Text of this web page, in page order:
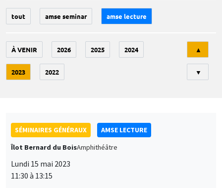
tout amse seminar amse lecture
À VENIR 2026 2025 2024
2023 2022
▲
▼
SÉMINAIRES GÉNÉRAUX
AMSE LECTURE
Îlot Bernard du BoisAmphithéâtre
Lundi 15 mai 2023
11:30 à 13:15